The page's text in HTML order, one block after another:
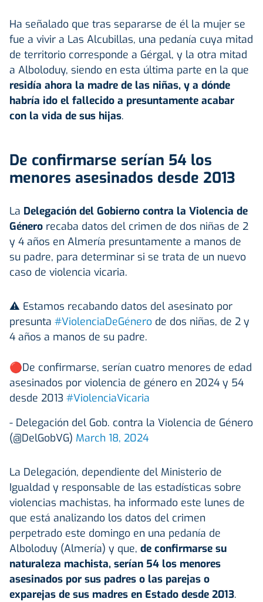
Ha señalado que tras separarse de él la mujer se
fue a vivir a Las Alcubillas, una pedanía cuya mitad
de territorio corresponde a Gérgal, y la otra mitad
a Alboloduy, siendo en esta última parte en la que
residía ahora la madre de las niñas, y a dónde
habría ido el fallecido a presuntamente acabar
con la vida de sus hijas.
De confirmarse serían 54 los
menores asesinados desde 2013
La Delegación del Gobierno contra la Violencia de
Género recaba datos del crimen de dos niñas de 2
y 4 años en Almería presuntamente a manos de
su padre, para determinar si se trata de un nuevo
caso de violencia vicaria.
⚠️ Estamos recabando datos del asesinato por
presunta #ViolenciaDeGénero de dos niñas, de 2 y
4 años a manos de su padre.
🔴De confirmarse, serían cuatro menores de edad
asesinados por violencia de género en 2024 y 54
desde 2013 #ViolenciaVicaria
- Delegación del Gob. contra la Violencia de Género
(@DelGobVG) March 18, 2024
La Delegación, dependiente del Ministerio de
Igualdad y responsable de las estadísticas sobre
violencias machistas, ha informado este lunes de
que está analizando los datos del crimen
perpetrado este domingo en una pedanía de
Alboloduy (Almería) y que, de confirmarse su
naturaleza machista, serían 54 los menores
asesinados por sus padres o las parejas o
exparejas de sus madres en Estado desde 2013.